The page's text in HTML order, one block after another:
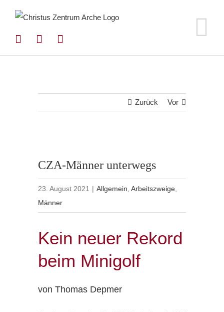
springen
Zurück Vor
CZA-Männer unterwegs
23. August 2021 | Allgemein ,Arbeitszweige
Männer
Kein neuer Rekord
beim Minigolf
von Thomas Depmer